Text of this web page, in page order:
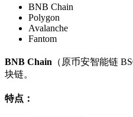
BNB Chain
Polygon
Avalanche
Fantom
BNB Chain （原币安智能链
块链。
特点：